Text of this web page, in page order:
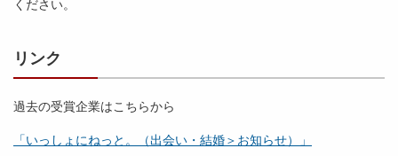
ください。
リンク
過去の受賞企業はこちらから
「いっしょにねっと。（出会い・結婚＞お知らせ）」